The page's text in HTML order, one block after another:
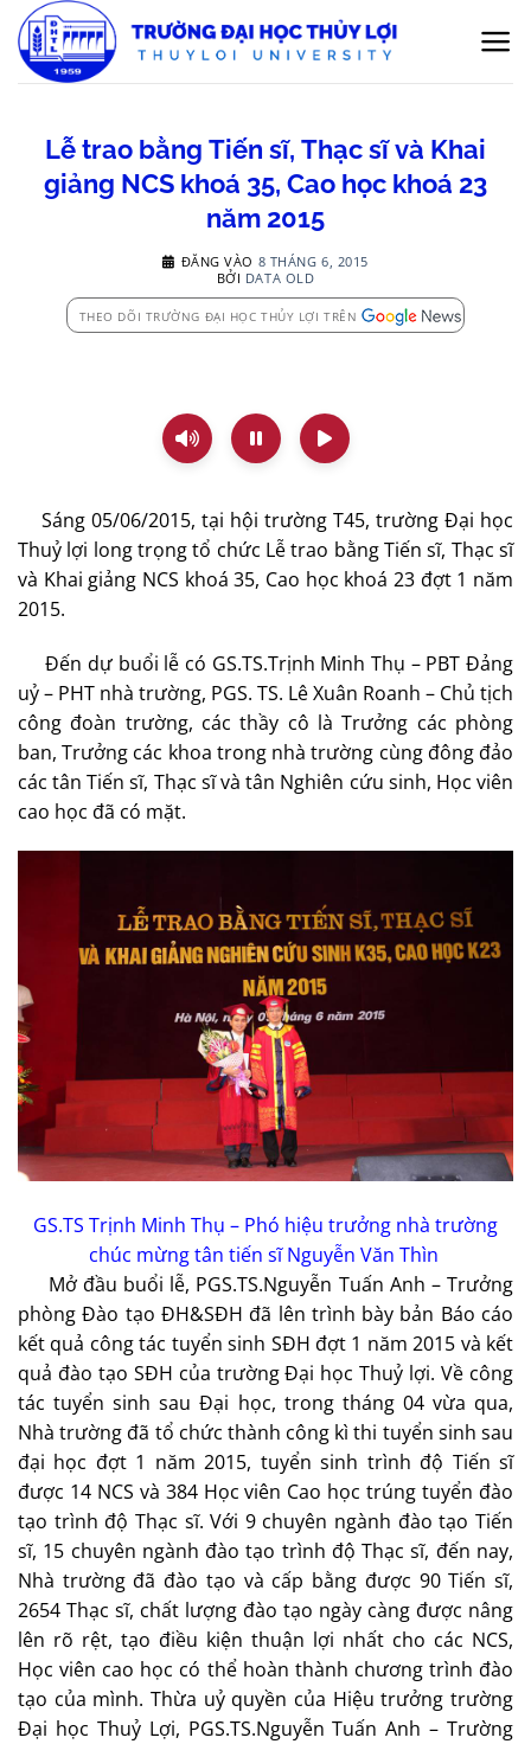
qua
nội
Lễ trao bằng Tiến sĩ, Thạc sĩ và Khai
giảng NCS khoá 35, Cao học khoá 23
năm 2015
ĐĂNG VÀO 8 THÁNG 6, 2015
BỞI DATA OLD
THEO DÕI TRƯỜNG ĐẠI HỌC THỦY LỢI TRÊN
Sáng 05/06/2015, tại hội trường T45, trường Đại học
Thuỷ lợi long trọng tổ chức Lễ trao bằng Tiến sĩ, Thạc sĩ
và Khai giảng NCS khoá 35, Cao học khoá 23 đợt 1 năm
2015.
Đến dự buổi lễ có GS.TS.Trịnh Minh Thụ – PBT Đảng
uỷ – PHT nhà trường, PGS. TS. Lê Xuân Roanh – Chủ tịch
công đoàn trường, các thầy cô là Trưởng các phòng
ban, Trưởng các khoa trong nhà trường cùng đông đảo
các tân Tiến sĩ, Thạc sĩ và tân Nghiên cứu sinh, Học viên
cao học đã có mặt.
GS.TS Trịnh Minh Thụ – Phó hiệu trưởng nhà trường
chúc mừng tân tiến sĩ Nguyễn Văn Thìn
Mở đầu buổi lễ, PGS.TS.Nguyễn Tuấn Anh – Trưởng
phòng Đào tạo ĐH&SĐH đã lên trình bày bản Báo cáo
kết quả công tác tuyển sinh SĐH đợt 1 năm 2015 và kết
quả đào tạo SĐH của trường Đại học Thuỷ lợi. Về công
tác tuyển sinh sau Đại học, trong tháng 04 vừa qua,
Nhà trường đã tổ chức thành công kì thi tuyển sinh sau
đại học đợt 1 năm 2015, tuyển sinh trình độ Tiến sĩ
được 14 NCS và 384 Học viên Cao học trúng tuyển đào
tạo trình độ Thạc sĩ. Với 9 chuyên ngành đào tạo Tiến
sĩ, 15 chuyên ngành đào tạo trình độ Thạc sĩ, đến nay,
Nhà trường đã đào tạo và cấp bằng được 90 Tiến sĩ,
2654 Thạc sĩ, chất lượng đào tạo ngày càng được nâng
lên rõ rệt, tạo điều kiện thuận lợi nhất cho các NCS,
Học viên cao học có thể hoàn thành chương trình đào
tạo của mình. Thừa uỷ quyền của Hiệu trưởng trường
Đại học Thuỷ Lợi, PGS.TS.Nguyễn Tuấn Anh – Trường